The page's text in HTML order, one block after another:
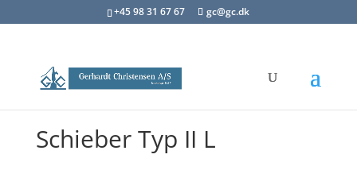
+45 98 31 67 67 gc@gc.dk
Schieber Typ II L